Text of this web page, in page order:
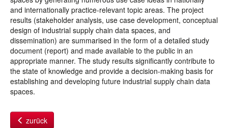
and internationally practice-relevant topic areas. The project
results (stakeholder analysis, use case development, conceptual
design of industrial supply chain data spaces, and
dissemination) are summarised in the form of a detailed study
document (report) and made available to the public in an
appropriate manner. The study results significantly contribute to
the state of knowledge and provide a decision-making basis for
establishing and developing future industrial supply chain data
spaces.
zurück